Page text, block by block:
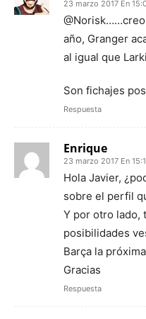
23 marzo 2017 En
@Norisk……creo
año, Granger
al igual que
Son fichajes
Respuesta
Enrique
23 marzo 2017 En
Hola Javier,
sobre el perfil
Y por otro lado,
posibilidades
Barça la
Gracias
Respuesta